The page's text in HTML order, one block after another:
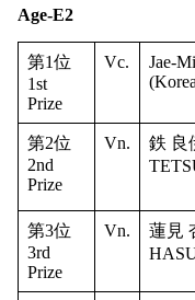
Age-E2
第1位
1st
Prize
Vc.
Jae-
第2位
2nd
Prize
Vn.
鉄 良
第3位
3rd
Prize
Vn.
蓮見